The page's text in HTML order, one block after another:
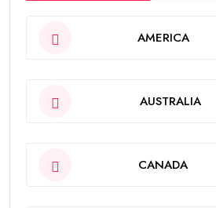
AMERICA
AUSTRALIA
CANADA